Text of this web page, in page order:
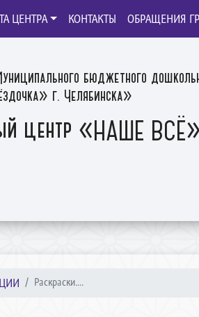
бюджетного
г. Челябинска»
центр «НАШЕ ВСЁ»
ЦЕНТРА КОНТАКТЫ ОБРАЩЕНИЯ
Раскраски....